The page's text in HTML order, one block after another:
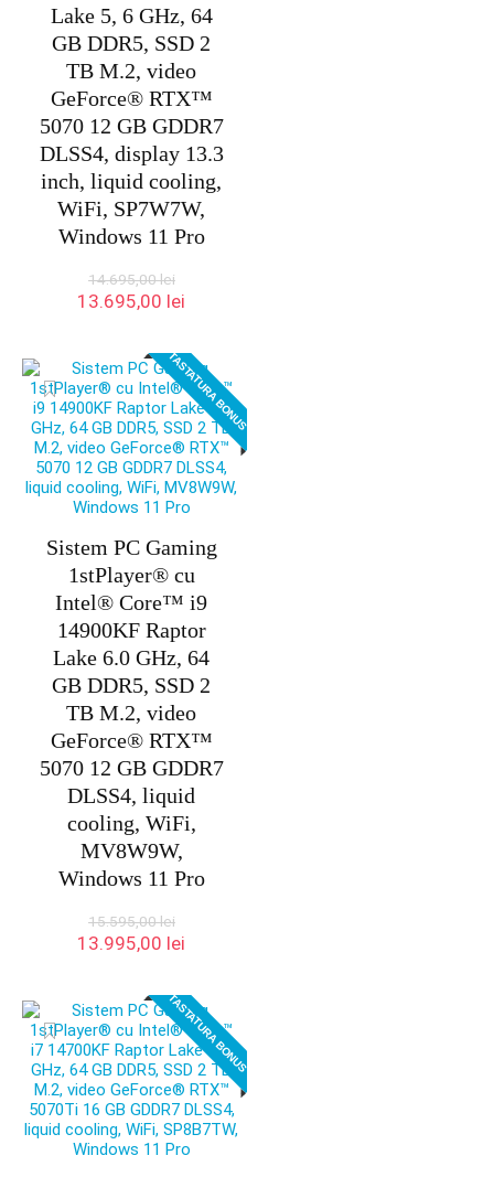
Lake 5, 6 GHz, 64
GB DDR5, SSD 2
TB M.2, video
GeForce® RTX™
5070 12 GB GDDR7
DLSS4, display 13.3
inch, liquid cooling,
WiFi, SP7W7W,
Windows 11 Pro
14.695,00lei
Prețul
fost:
14.695,00 lei.
13.695,00 lei
13.695,00 lei.
TASTATURA BONUS
Sistem PC Gaming
1stPlayer® cu
Intel® Core™ i9
14900KF Raptor
Lake 6.0 GHz, 64
GB DDR5, SSD 2
TB M.2, video
GeForce® RTX™
5070 12 GB GDDR7
DLSS4, liquid
cooling, WiFi,
MV8W9W,
Windows 11 Pro
15.595,00lei
Prețul
fost:
15.595,00 lei.
13.995,00 lei
13.995,00 lei.
TASTATURA BONUS